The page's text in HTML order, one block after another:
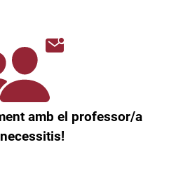
amb el professor/a